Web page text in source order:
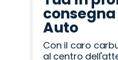
Auto
Con il caro
al centro